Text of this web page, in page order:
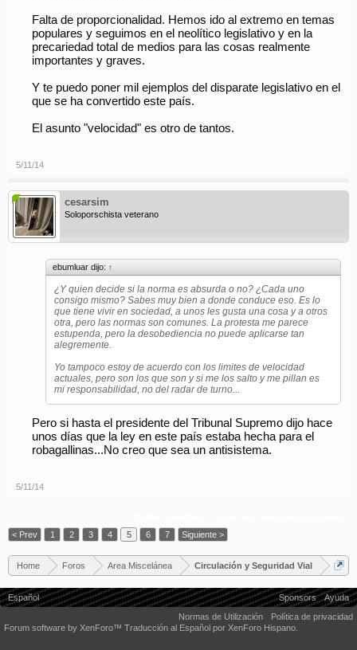
Falta de proporcionalidad. Hemos ido al extremo en temas
populares y seguimos en el neolítico legislativo y en la
precariedad total de medios para las cosas realmente
importantes y graves.
Y te puedo poner mil ejemplos del disparate legislativo en el
que se ha convertido este país.
El asunto "velocidad" es otro de tantos.
5/11/14
cesarsim
Soloporschista veterano
ebumluar dijo: ↑
¿Y quien decide si la norma es absurda o no? ¿Cada uno
consigo mismo? Sabes muy bien a donde conduce eso. Es lo
que tiene vivir en sociedad, a unos les gusta una cosa y a otros
otra, pero las normas son comunes. La protesta me parece
estupenda, pero la desobediencia no puede aplicarse tan
alegremente.
Yo tampoco estoy de acuerdo con los limites de velocidad
actuales, pero son los que son y si me los salto y me pillan es
mi responsabilidad, no del radar de turno...
Pero si hasta el presidente del Tribunal Supremo dijo hace
unos días que la ley en este país estaba hecha para el
robagallinas...No creo que sea un antisistema.
5/11/14
< Prev
1 2 3 4 5 6 7 Siguiente >
Home Foros Area Miscelánea Circulación y Seguridad Vial
Español Sponsors
Ayuda
Normas de Utilización
Política de privacidad
Forum software by XenForo™ Traducción al Español por XenForo Hispano.